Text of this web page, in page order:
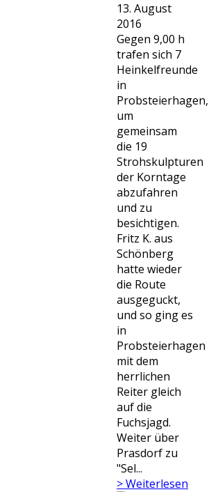
13. August
2016
Gegen 9,00 h
trafen sich 7
Heinkelfreunde
in
Probsteierhagen,
um
gemeinsam
die 19
Strohskulpturen
der Korntage
abzufahren
und zu
besichtigen.
Fritz K. aus
Schönberg
hatte wieder
die Route
ausgeguckt,
und so ging es
in
Probsteierhagen
mit dem
herrlichen
Reiter gleich
auf die
Fuchsjagd.
Weiter über
Prasdorf zu
"Sel...
> Weiterlesen